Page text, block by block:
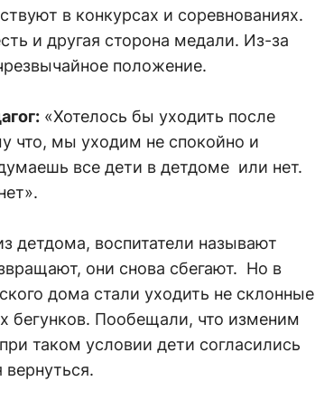
в конкурсах и соревнованиях.
и другая сторона медали. Из-за
положение.
«Хотелось бы уходить после
что, мы уходим не спокойно и
все дети в детдоме или нет.
детдома, воспитатели называют
они снова сбегают. Но в
дома стали уходить не склонные
бегунков. Пообещали, что изменим
таком условии дети согласились
вернуться.